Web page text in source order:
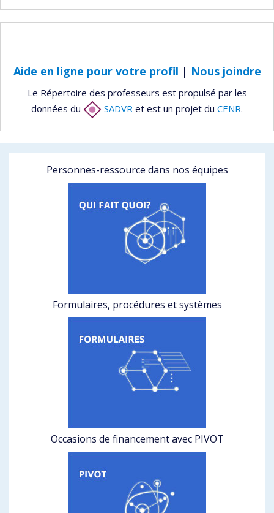
Aide en ligne pour votre profil | Nous joindre
Le Répertoire des professeurs est propulsé par les
données du
SADVR et est un projet du CENR.
Personnes-ressource dans nos équipes
Formulaires, procédures et systèmes
Occasions de financement avec PIVOT